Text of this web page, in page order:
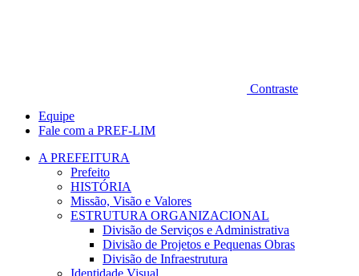
Contraste
Equipe
Fale com a PREF-LIM
A PREFEITURA
Prefeito
HISTÓRIA
Missão, Visão e Valores
ESTRUTURA ORGANIZACIONAL
Divisão de Serviços e Administrativa
Divisão de Projetos e Pequenas Obras
Divisão de Infraestrutura
Identidade Visual